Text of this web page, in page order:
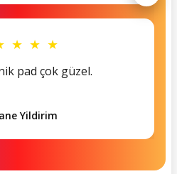
★ ★ ★
pad çok güzel.
Yildirim